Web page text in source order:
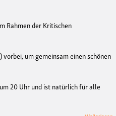
Rahmen der Kritischen
um gemeinsam einen schönen
20 Uhr und ist natürlich für alle